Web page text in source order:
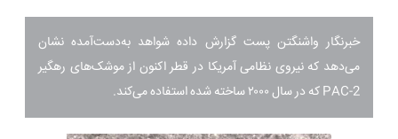
خبرنگار واشنگتن پست گزارش داده شواهد به‌دست‌آمده نشان
می‌دهد که نیروی نظامی آمریکا در قطر اکنون از موشک‌های رهگیر
PAC-2 که در سال ۲۰۰۰ ساخته شده استفاده می‌کند.